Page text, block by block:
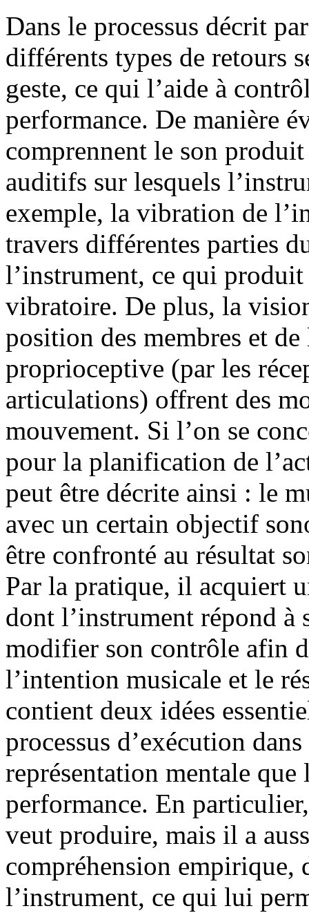
Dans le processus décrit
différents types de retours
geste, ce qui l’aide à
performance. De manière
comprennent le son
auditifs sur lesquels
exemple, la vibration de
travers différentes parties
l’instrument, ce qui
vibratoire. De plus, la
position des membres et
proprioceptive (par les
articulations) offrent des
mouvement. Si l’on se
pour la planification de
peut être décrite ainsi : le
avec un certain objectif
être confronté au résultat
Par la pratique, il acquiert
dont l’instrument répond à
modifier son contrôle afin
l’intention musicale et le
contient deux idées
processus d’exécution
représentation mentale que
performance. En
veut produire, mais il a
compréhension empirique,
l’instrument, ce qui lui